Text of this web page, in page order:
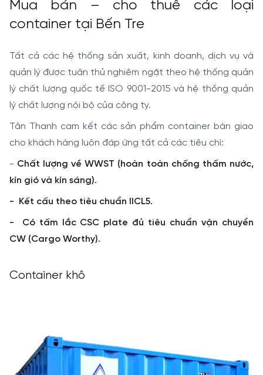
Mua bán – cho thuê các loại
container tại Bến Tre
Tất cả các hệ thống sản xuất, kinh doanh, dịch vụ và
quản lý được tuân thủ nghiêm ngặt theo hệ thống quản
lý chất lượng quốc tế ISO 9001-2015 và hệ thống quản
lý chất lượng nội bộ của công ty.
Tân Thanh cam kết các sản phẩm container bàn giao
cho khách hàng luôn đáp ứng tất cả các tiêu chí:
- Chất lượng về WWST (hoàn toàn chống thấm nước,
kín gió và kín sáng).
- Kết cấu theo tiêu chuẩn IICL5.
- Có tấm lắc CSC plate đủ tiêu chuẩn vận chuyển
CW (Cargo Worthy).
Container khô